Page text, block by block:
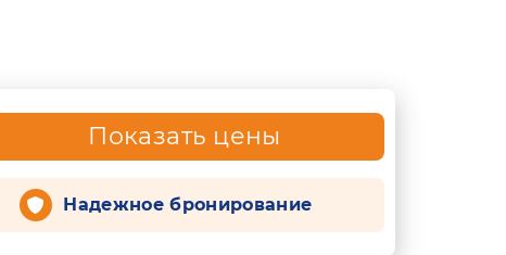
Показать цены
Надежное бронирование